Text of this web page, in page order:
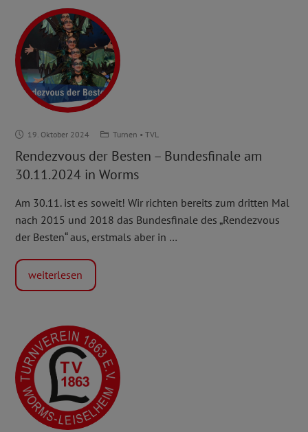
der
Besten
–
am
30.11.2024
in
Worms
19. Oktober 2024 Turnen • TVL
Rendezvous der Besten – Bundesfinale am
30.11.2024 in Worms
Am 30.11. ist es soweit! Wir richten bereits zum dritten Mal
nach 2015 und 2018 das Bundesfinale des „Rendezvous
der Besten“ aus, erstmals aber in …
weiterlesen